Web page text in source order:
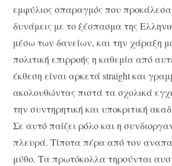
εμφύλιος σπαραγμός που προκάλεσαν
δυνάμεις με το ξέσπασμα της
μέσω των δανείων, και την χάραξη
πολιτική επιρροής η καθεμία από
έκθεση είναι αρκετά straight και
ακολουθώντας πιστά τα σχολικά
την συντηρητική και υποκριτική
Σε αυτό παίζει ρόλο και η
πλευρά. Τίποτα πέρα από τον
μύθο. Τα πρωτόκολλα τηρούνται